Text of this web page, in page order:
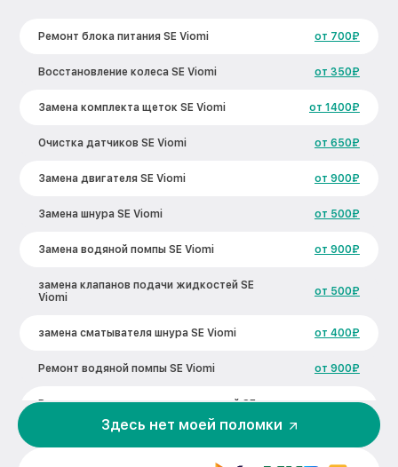
Ремонт блока питания SE Viomi от 700₽
Восстановление колеса SE Viomi от 350₽
Замена комплекта щеток SE Viomi от 1400₽
Очистка датчиков SE Viomi от 650₽
Замена двигателя SE Viomi от 900₽
Замена шнура SE Viomi от 500₽
Замена водяной помпы SE Viomi от 900₽
замена клапанов подачи жидкостей SE
Viomi
от 500₽
замена сматывателя шнура SE Viomi от 400₽
Ремонт водяной помпы SE Viomi от 900₽
Ремонт клапанов подачи жидкостей SE
Здесь нет моей поломки